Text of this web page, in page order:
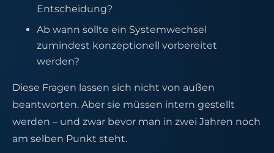
Entscheidung?
Ab wann sollte ein Systemwechsel
zumindest konzeptionell vorbereitet
werden?
Diese Fragen lassen sich nicht von außen
beantworten. Aber sie müssen intern gestellt
werden – und zwar bevor man in zwei Jahren noch
am selben Punkt steht.